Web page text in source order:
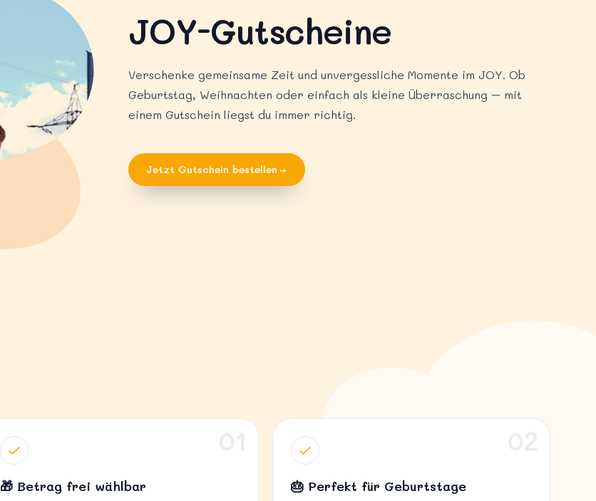
JOY-Gutscheine
Verschenke gemeinsame Zeit und unvergessliche Momente im JOY. Ob
Geburtstag, Weihnachten oder einfach als kleine Überraschung – mit
einem Gutschein liegst du immer richtig.
Jetzt Gutschein bestellen
🎁 Betrag frei wählbar 🎂 Perfekt für Geburtstage